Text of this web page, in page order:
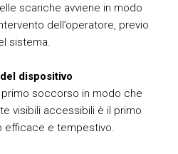
scariche avviene in modo
dell’operatore, previo
sistema.
dispositivo
soccorso in modo che
visibili accessibili è il primo
efficace e tempestivo.